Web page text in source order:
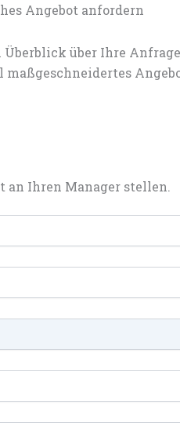
Angebot anfordern
über Ihre
an Ihren Manager stellen.